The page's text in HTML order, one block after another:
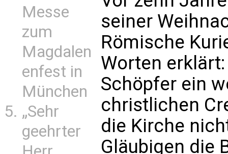
Messe
zum
Magdalen
enfest in
München
„Sehr
geehrter
seiner
Römische
Worten erklärt:
Schöpfer ein
christlichen
die Kirche
Gläubigen die